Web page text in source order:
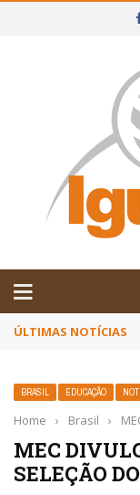
IGUAÍ E
ÚLTIMAS NOTÍCIAS
BRASIL EDUCAÇÃO
Home › Brasil ›
MEC
SELEÇÃO